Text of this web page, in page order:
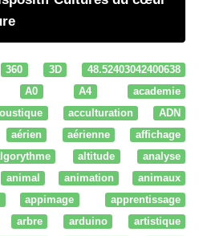
360 3D
48.52403042400638
A0 A4
academie
acculturation
ADN
aérien aérienne
affichage
altitude
analyse
animal animation
animaux
appimage
apprentissage
arbre arduino
artistique